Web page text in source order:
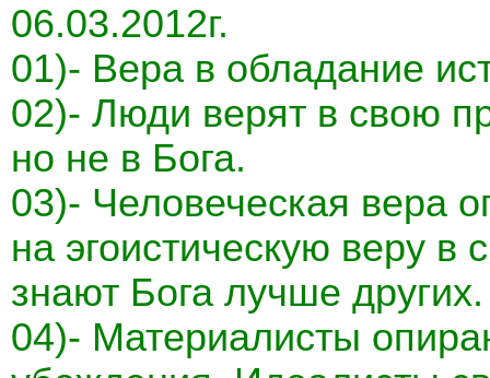
06.03.2012г.
01)- Вера в обладание
02)- Люди верят в свою
но не в Бога.
03)- Человеческая вера
на эгоистическую веру в
знают Бога лучше других.
04)- Материалисты